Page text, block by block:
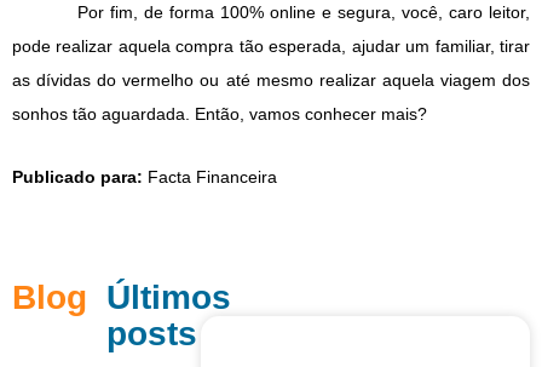
Por fim, de forma 100% online e segura, você, caro leitor,
pode realizar aquela compra tão esperada, ajudar um familiar, tirar
as dívidas do vermelho ou até mesmo realizar aquela viagem dos
sonhos tão aguardada. Então, vamos conhecer mais?
Publicado para: Facta Financeira
Blog Últimos
posts